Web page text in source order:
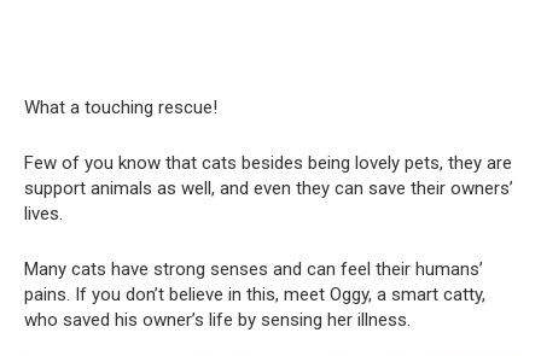
What a touching rescue!
Few of you know that cats besides being lovely pets, they are
support animals as well, and even they can save their owners’
lives.
Many cats have strong senses and can feel their humans’
pains. If you don’t believe in this, meet Oggy, a smart catty,
who saved his owner’s life by sensing her illness.